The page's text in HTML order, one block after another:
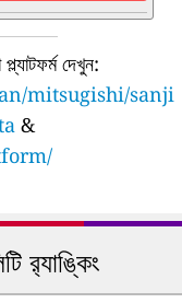
দেখুন:
mitsugishi/sanji
&
র‍্যাঙ্কিং